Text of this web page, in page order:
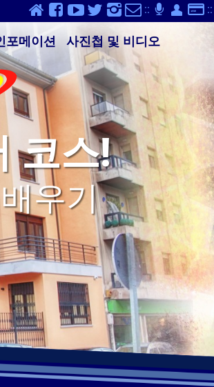
v Y K } - p :: ; Q S ::
포메이션 사진첩 및 비디오
코스!
우기